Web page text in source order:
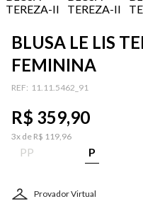
BLUSA LE LIS
FEMININA
: 11.11.5462_91
R$ 359,90
3x de R$ 119,96
PP P
Provador Virtual